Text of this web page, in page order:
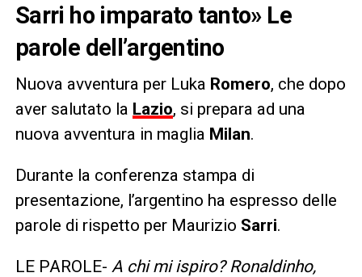
Sarri ho imparato tanto» Le
parole dell’argentino
Nuova avventura per Luka Romero, che dopo
aver salutato la Lazio, si prepara ad una
nuova avventura in maglia Milan.
Durante la conferenza stampa di
presentazione, l’argentino ha espresso delle
parole di rispetto per Maurizio Sarri.
LE PAROLE- A chi mi ispiro? Ronaldinho,